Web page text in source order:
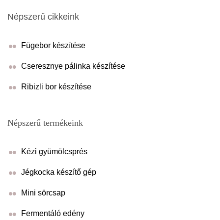
Népszerű cikkeink
Fügebor készítése
Cseresznye pálinka készítése
Ribizli bor készítése
Népszerű termékeink
Kézi gyümölcsprés
Jégkocka készítő gép
Mini sörcsap
Fermentáló edény